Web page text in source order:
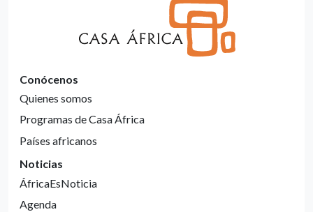
Conócenos
Quienes somos
Programas de Casa África
Países africanos
Noticias
ÁfricaEsNoticia
Agenda